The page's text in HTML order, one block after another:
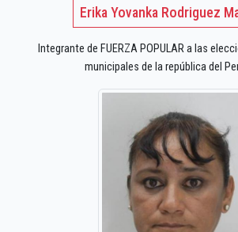
Erika Yovanka Rodriguez
Integrante de FUERZA POPULAR a las
municipales de la república del